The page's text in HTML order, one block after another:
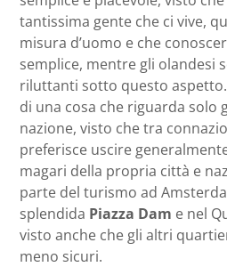
tantissima gente che ci vive,
misura d’uomo e che
semplice, mentre gli olandesi
riluttanti sotto questo
di una cosa che riguarda solo
nazione, visto che tra
preferisce uscire
magari della propria città e
parte del turismo ad
splendida Piazza Dam e nel
visto anche che gli altri
meno sicuri.